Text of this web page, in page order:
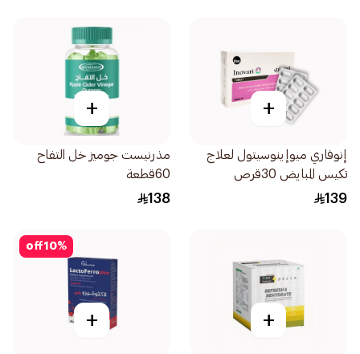
+
إنوفاري ميوإينوسيتول لعلاج
تكيس المبايض 30قرص
139
+
مذرنيست جوميز خل التفاح
60قطعة
138
+
10%
off
+